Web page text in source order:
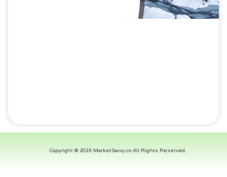
Copyright © 2019 MarketSavvy.co All Rights Reserved.